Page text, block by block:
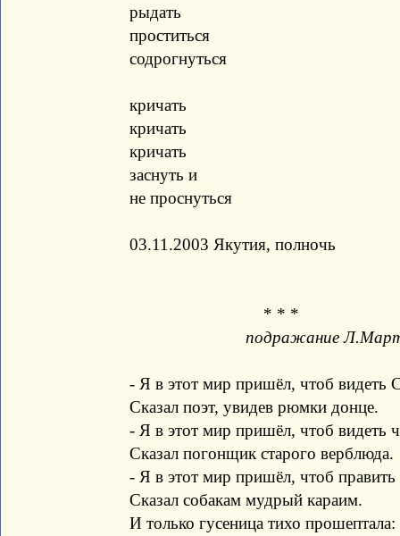
рыдать
проститься
содрогнуться
кричать
кричать
кричать
заснуть и
не проснуться
03.11.2003 Якутия, полночь
* * *
подражание
- Я в этот мир пришёл, чтоб видеть
Сказал поэт, увидев рюмки донце.
- Я в этот мир пришёл, чтоб видеть
Сказал погонщик старого верблюда.
- Я в этот мир пришёл, чтоб
Сказал собакам мудрый караим.
И только гусеница тихо прошептала: